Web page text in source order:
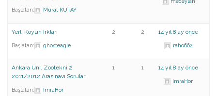
Başlatan: Murat KUTAY
Yerli Koyun Irkları
Başlatan: ghosteagle
2 2 14 yıl 8 ay önce
raho662
Ankara Üni. Zootekni 2
2011/2012 Arasınavı Soruları
Başlatan: ImraHor
1 1 14 yıl 8 ay önce
ImraHor